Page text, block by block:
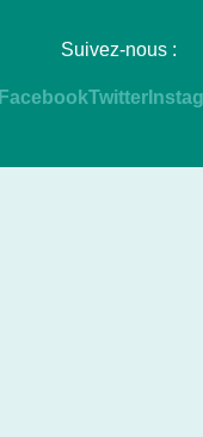
Suivez-nous :
FacebookTwitter